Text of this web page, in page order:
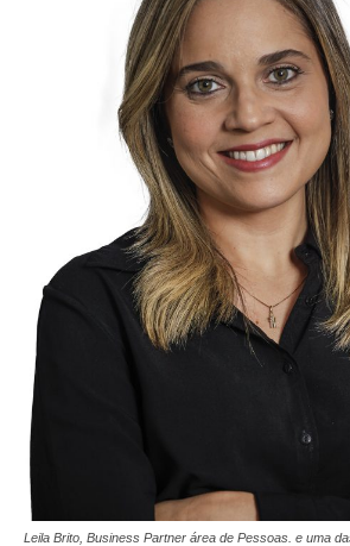
Leila Brito, Business Partner área de Pessoas. e uma